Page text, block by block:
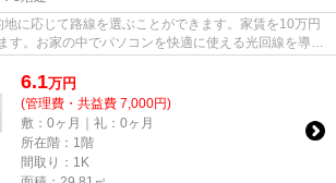
に応じて路線を選ぶことができます。家賃を10万円
す。お家の中でパソコンを快適に使える光回線を導入
6.1万円
(管理費・共益費 7,000円)
敷：0ヶ月｜礼：0ヶ月
所在階：1階
間取り：1K